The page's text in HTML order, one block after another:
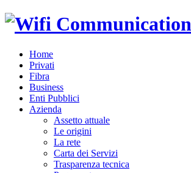
Home
Privati
Fibra
Business
Enti Pubblici
Azienda
Assetto attuale
Le origini
La rete
Carta dei Servizi
Trasparenza tecnica